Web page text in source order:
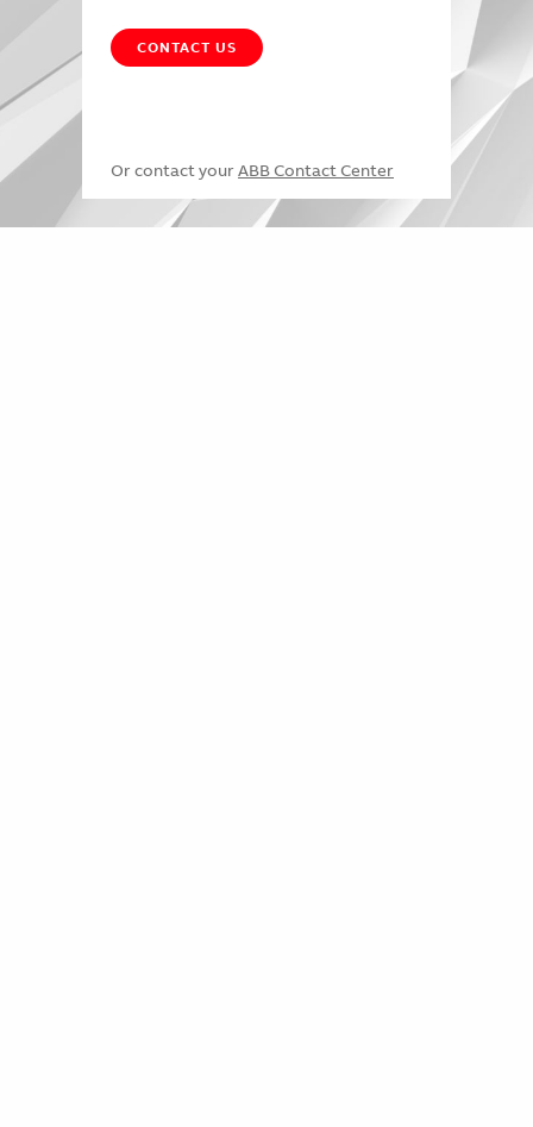
CONTACT US
Or contact your ABB Contact Center